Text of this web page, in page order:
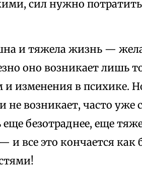
сил нужно
и тяжела жизнь —
оно возникает лишь
и изменения в психике.
не возникает, часто уже
безотраднее, еще
и все это кончается как